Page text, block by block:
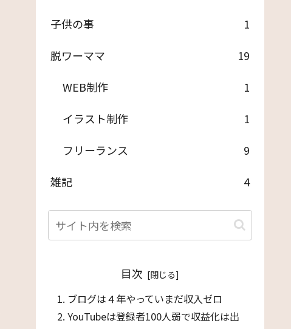
子供の事
1
脱ワーママ
19
WEB制作
1
イラスト制作
1
フリーランス
9
雑記
4
目次
ブログは４年やっていまだ収入ゼロ
YouTubeは登録者100人弱で収益化は出